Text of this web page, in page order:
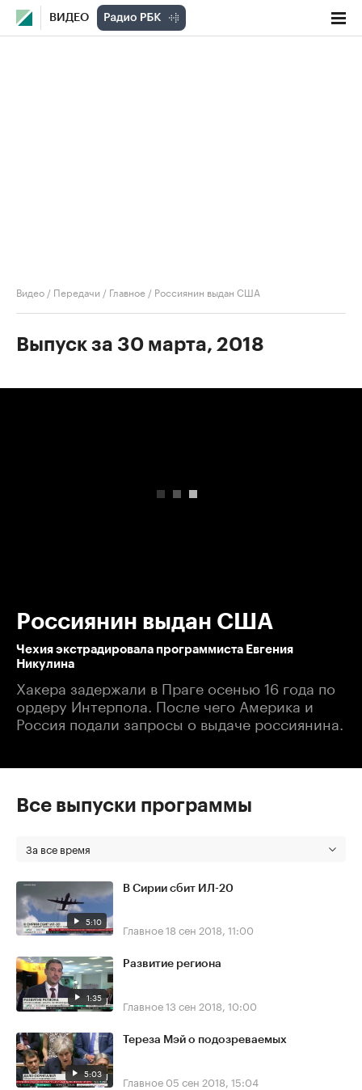
ВИДЕО
Видео / Передачи / Главное / Россиянин выдан США
Выпуск за 30 марта, 2018
Россиянин выдан США
Чехия экстрадировала программиста Евгения
Никулина
Хакера задержали в Праге осенью 16 года по
ордеру Интерпола. После чего Америка и
Россия подали запросы о выдаче россиянина.
Все выпуски программы
За все время
5:10
В Сирии сбит ИЛ-20
Главное18 сен 2018, 11:00
1:35
Развитие региона
Главное13 сен 2018, 10:00
5:03
Тереза Мэй о подозреваемых
Главное 05 сен 2018, 15:04